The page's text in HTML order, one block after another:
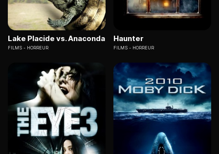
Lake Placide vs. Anaconda
FILMS HORREUR
Haunter
FILMS HORREUR